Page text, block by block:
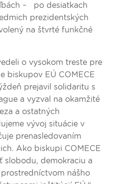
– po desiatkach
prezidentských
na štvrté funkčné
o vysokom treste pre
biskupov EÚ COMECE
prejavil solidaritu s
a vyzval na okamžité
a ostatných
vývoj situácie v
prenasledovaním
Ako biskupi COMECE
slobodu, demokraciu a
nášho